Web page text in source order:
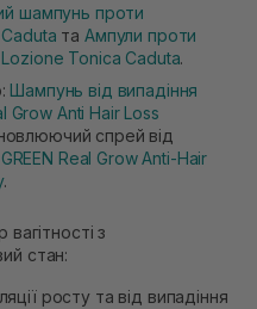
шампунь проти
та Ампули проти
Tonica Caduta.
Шампунь від випадіння
Grow Anti Hair Loss
спрей від
Real Grow Anti-Hair
.
з
стан:
росту та від випадіння